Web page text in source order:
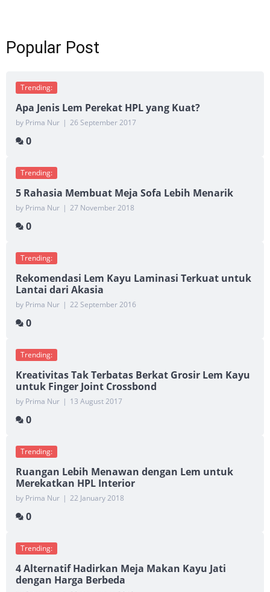
Popular Post
Trending:
Apa Jenis Lem Perekat HPL yang Kuat?
by Prima Nur | 26 September 2017
0
Trending:
5 Rahasia Membuat Meja Sofa Lebih Menarik
by Prima Nur | 27 November 2018
0
Trending:
Rekomendasi Lem Kayu Laminasi Terkuat untuk
Lantai dari Akasia
by Prima Nur | 22 September 2016
0
Trending:
Kreativitas Tak Terbatas Berkat Grosir Lem Kayu
untuk Finger Joint Crossbond
by Prima Nur | 13 August 2017
0
Trending:
Ruangan Lebih Menawan dengan Lem untuk
Merekatkan HPL Interior
by Prima Nur | 22 January 2018
0
Trending:
4 Alternatif Hadirkan Meja Makan Kayu Jati
dengan Harga Berbeda